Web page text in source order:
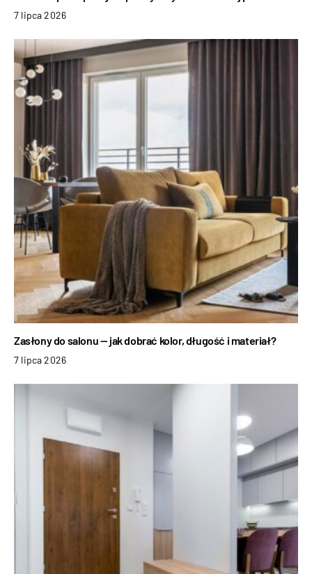
7 lipca 2026
Zasłony do salonu — jak dobrać kolor, długość i materiał?
7 lipca 2026